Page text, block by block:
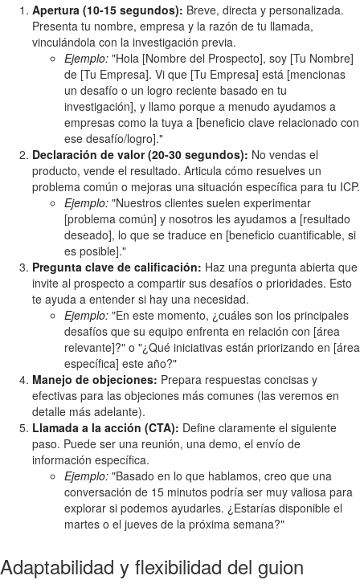
Apertura (10-15 segundos): Breve, directa y personalizada.
Presenta tu nombre, empresa y la razón de tu llamada,
vinculándola con la investigación previa.
Ejemplo: "Hola [Nombre del Prospecto], soy [Tu Nombre]
de [Tu Empresa]. Vi que [Tu Empresa] está [mencionas
un desafío o un logro reciente basado en tu
investigación], y llamo porque a menudo ayudamos a
empresas como la tuya a [beneficio clave relacionado con
ese desafío/logro]."
Declaración de valor (20-30 segundos): No vendas el
producto, vende el resultado. Articula cómo resuelves un
problema común o mejoras una situación específica para tu ICP.
Ejemplo: "Nuestros clientes suelen experimentar
[problema común] y nosotros les ayudamos a [resultado
deseado], lo que se traduce en [beneficio cuantificable, si
es posible]."
Pregunta clave de calificación: Haz una pregunta abierta que
invite al prospecto a compartir sus desafíos o prioridades. Esto
te ayuda a entender si hay una necesidad.
Ejemplo: "En este momento, ¿cuáles son los principales
desafíos que su equipo enfrenta en relación con [área
relevante]?" o "¿Qué iniciativas están priorizando en [área
específica] este año?"
Manejo de objeciones: Prepara respuestas concisas y
efectivas para las objeciones más comunes (las veremos en
detalle más adelante).
Llamada a la acción (CTA): Define claramente el siguiente
paso. Puede ser una reunión, una demo, el envío de
información específica.
Ejemplo: "Basado en lo que hablamos, creo que una
conversación de 15 minutos podría ser muy valiosa para
explorar si podemos ayudarles. ¿Estarías disponible el
martes o el jueves de la próxima semana?"
Adaptabilidad y flexibilidad del guion